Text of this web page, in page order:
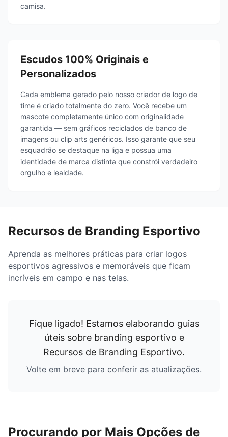
camisa.
Escudos 100% Originais e
Personalizados
Cada emblema gerado pelo nosso criador de logo de
time é criado totalmente do zero. Você recebe um
mascote completamente único com originalidade
garantida — sem gráficos reciclados de banco de
imagens ou clip arts genéricos. Isso garante que seu
esquadrão se destaque na liga e possua uma
identidade de marca distinta que constrói verdadeiro
orgulho e lealdade.
Recursos de Branding Esportivo
Aprenda as melhores práticas para criar logos
esportivos agressivos e memoráveis que ficam
incríveis em campo e nas telas.
Fique ligado! Estamos elaborando guias
úteis sobre branding esportivo e
Recursos de Branding Esportivo.
Volte em breve para conferir as atualizações.
Procurando por Mais Opções de